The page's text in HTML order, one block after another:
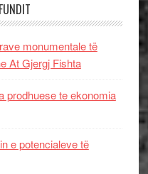
monumentale të
At Gjergj Fishta
prodhuese te ekonomia
e potencialeve të